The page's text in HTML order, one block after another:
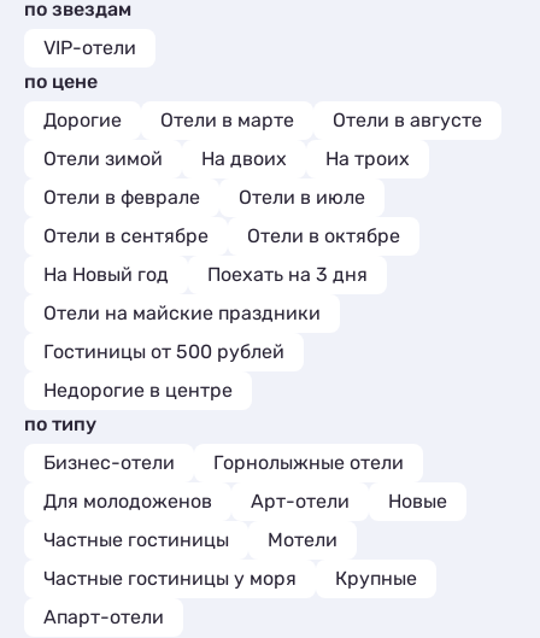
Глэмпинги
Шале 1
Квартиры посуточно
Базы отдыха
Комнаты
по звездам
VIP-отели
по цене
Дорогие
Отели в марте
Отели в августе
Отели зимой
На двоих
На троих
Отели в феврале
Отели в июле
Отели в сентябре
Отели в октябре
На Новый год
Поехать на 3 дня
Отели на майские праздники
Гостиницы от 500 рублей
Недорогие в центре
по типу
Бизнес-отели
Горнолыжные отели
Для молодоженов
Арт-отели
Новые
Частные гостиницы
Мотели
Частные гостиницы у моря
Крупные
Апарт-отели